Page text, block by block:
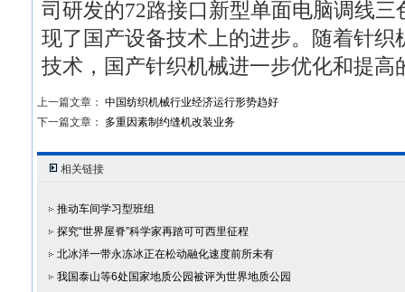
司研发的72路接口新型单面电脑调线
现了国产设备技术上的进步。随着针织
技术，国产针织机械进一步优化和提高
上一篇文章： 中国纺织机械行业经济运行形势趋好
下一篇文章： 多重因素制约缝机改装业务
相关链接
推动车间学习型班组
探究“世界屋脊”科学家再踏可可西里征程
北冰洋一带永冻冰正在松动融化速度前所未有
我国泰山等6处国家地质公园被评为世界地质公园